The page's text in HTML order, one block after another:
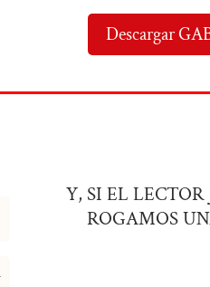
Descargar
Y, SI EL
ROGAMOS